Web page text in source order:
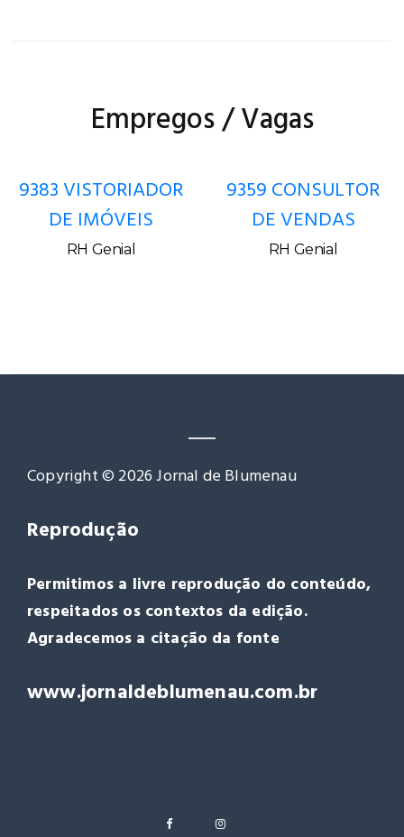
Empregos / Vagas
9383 VISTORIADOR
DE IMÓVEIS
RH Genial
9359 CONSULTOR
DE VENDAS
RH Genial
Copyright © 2026 Jornal de Blumenau
Reprodução
Permitimos a livre reprodução do conteúdo,
respeitados os contextos da edição.
Agradecemos a citação da fonte
www.jornaldeblumenau.com.br